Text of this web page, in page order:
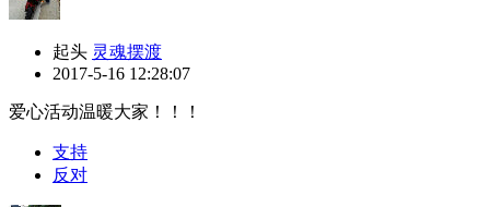
起头 灵魂摆渡
2017-5-16 12:28:07
爱心活动温暖大家！！！
支持
反对